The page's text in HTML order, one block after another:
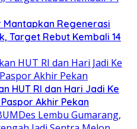
Mantapkan Regenerasi
Target Rebut Kembali 14
HUT RI dan Hari Jadi Ke
Akhir Pekan